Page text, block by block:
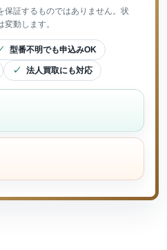
保証するものではありません。状
動します。
型番不明でも申込みOK
法人買取にも対応